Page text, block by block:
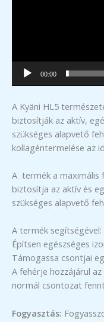
00:00
A Kyäni HL5
biztosítják az aktív,
szükséges alapvető
kollagéntermelése az
A termék a maximális
biztosítja az aktív és
szükséges alapvető
A termék segítségével:
Építsen egészséges
Támogassa csontjai
A fehérje hozzájárul
normál csontozat
Fogyasztás: